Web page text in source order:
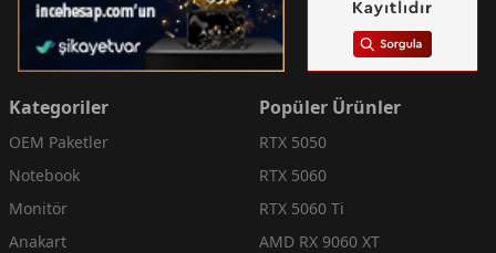
Kategoriler
OEM Paketler
Notebook
Monitör
Anakart
Popüler Ürünler
RTX 5050
RTX 5060
RTX 5060 Ti
AMD RX 9060 XT